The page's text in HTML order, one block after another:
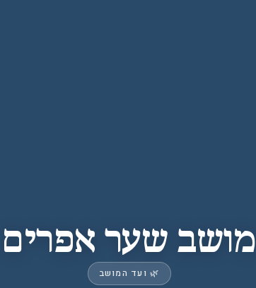
מושב שער אפרים
🌿 ועד המושב